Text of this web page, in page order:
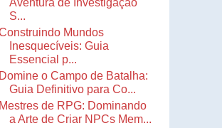
S...
Mundos
Inesquecíveis: Guia
Essencial p...
Domine o Campo de Batalha:
Guia Definitivo para Co...
Mestres de RPG: Dominando
a Arte de Criar NPCs Mem...